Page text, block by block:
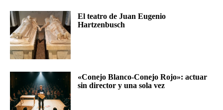
El teatro de Juan Eugenio
Hartzenbusch
«Conejo Blanco-Conejo Rojo»: actuar
sin director y una sola vez